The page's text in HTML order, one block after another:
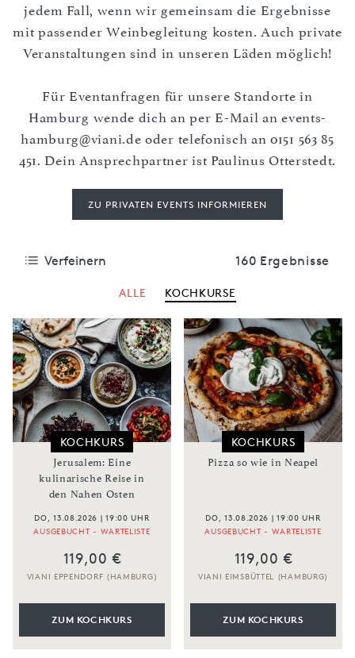
jedem Fall, wenn wir gemeinsam die Ergebnisse
mit passender Weinbegleitung kosten. Auch private
Veranstaltungen sind in unseren Läden möglich!
Für Eventanfragen für unsere Standorte in
Hamburg wende dich an per E-Mail anevents-
hamburg@viani.de oder telefonisch an0151 563 85
451. Dein Ansprechpartner ist Paulinus Otterstedt.
ZU PRIVATEN EVENTS INFORMIEREN
Verfeinern 160 Ergebnisse
ALLE KOCHKURSE
KOCHKURS
Jerusalem: Eine
kulinarische Reise in
den Nahen Osten
DO, 13.08.2026 | 19:00 UHR
AUSGEBUCHT - WARTELISTE
119,00 €
VIANI EPPENDORF (HAMBURG)
ZUM KOCHKURS
KOCHKURS
Pizza so wie in Neapel
DO, 13.08.2026 | 19:00 UHR
AUSGEBUCHT - WARTELISTE
119,00 €
VIANI EIMSBÜTTEL (HAMBURG)
ZUM KOCHKURS